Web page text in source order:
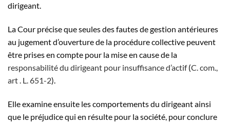
dirigeant.
La Cour précise que seules des fautes de gestion antérieures
au jugement d’ouverture de la procédure collective peuvent
être prises en compte pour la mise en cause de la
responsabilité du dirigeant pour insuffisance d’actif(C. com.,
art . L. 651-2).
Elle examine ensuite les comportements du dirigeant ainsi
que le préjudice qui en résulte pour la société, pour conclure